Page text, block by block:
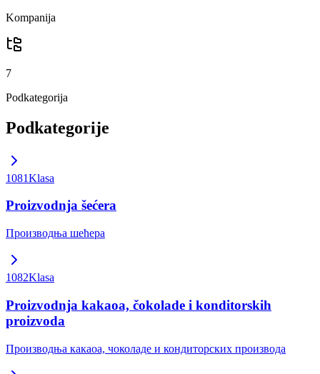
Kompanija
7
Podkategorija
Podkategorije
1081Klasa
Proizvodnja šećera
Производња шећера
1082Klasa
Proizvodnja kakaoa, čokolade i konditorskih
proizvoda
Производња какаоа, чоколаде и кондиторских производа